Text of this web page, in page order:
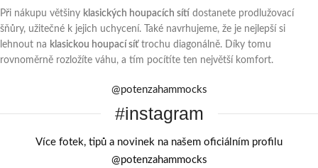
Při nákupu většiny klasických houpacích sítí dostanete prodlužovací
šňůry, užitečné k jejich uchycení. Také navrhujeme, že je nejlepší si
lehnout na klasickou houpací síťtrochu diagonálně. Díky tomu
rovnoměrně rozložíte váhu, a tím pocítíte ten největší komfort.
@potenzahammocks
#instagram
Více fotek, tipů a novinek na našem oficiálním profilu
@potenzahammocks